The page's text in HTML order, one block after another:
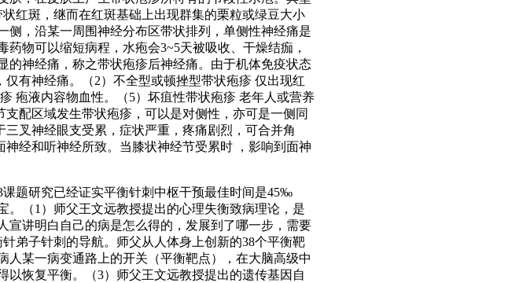
红斑，继而在红斑基础上出现群集的栗粒或绿豆大小
，沿某一周围神经分布区带状排列，单侧性神经痛是
物可以缩短病程，水疱会3~5天被吸收、干燥结痂，
的神经痛，称之带状疱疹后神经痛。由于机体免疫状态
有神经痛。（2）不全型或顿挫型带状疱疹 仅出现红
疱液内容物血性。（5）坏疽性带状疱疹 老年人或营养
配区域发生带状疱疹，可以是对侧性，亦可是一侧同
叉神经眼支受累，症状严重，疼痛剧烈，可合并角
经和听神经所致。当膝状神经节受累时 ，影响到面神
题研究已经证实平衡针刺中枢干预最佳时间是45‰
（1）师父王文远教授提出的心理失衡致病理论，是
宣讲明白自己的病是怎么得的，发展到了哪一步，需要
弟子针刺的导航。师父从人体身上创新的38个平衡靶
人某一病变通路上的开关（平衡靶点），在大脑高级中
恢复平衡。（3）师父王文远教授提出的遗传基因自